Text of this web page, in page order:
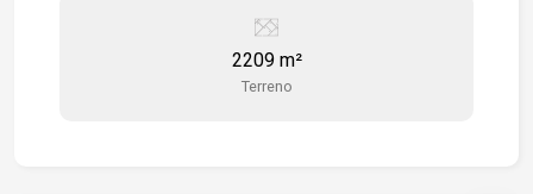
2209 m²
Terreno